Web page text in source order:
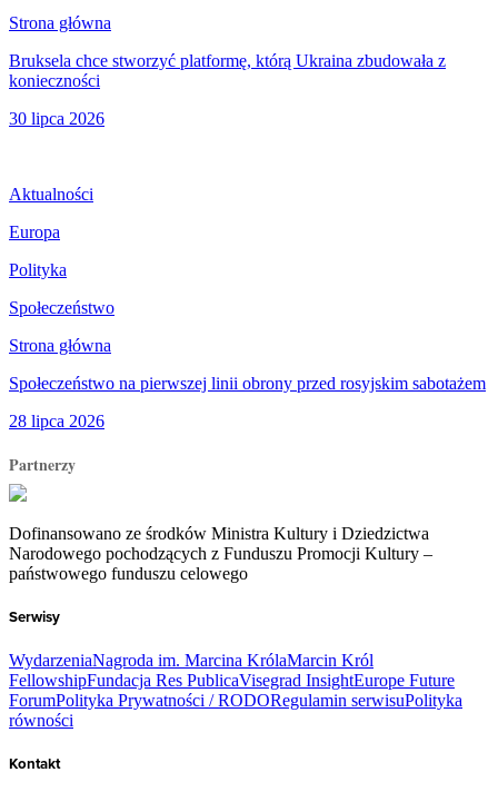
Strona główna
Bruksela chce stworzyć platformę, którą Ukraina zbudowała z
konieczności
30 lipca 2026
Aktualności
Europa
Polityka
Społeczeństwo
Strona główna
Społeczeństwo na pierwszej linii obrony przed rosyjskim sabotażem
28 lipca 2026
Partnerzy
Dofinansowano ze środków Ministra Kultury i Dziedzictwa
Narodowego pochodzących z Funduszu Promocji Kultury –
państwowego funduszu celowego
Serwisy
WydarzeniaNagroda im. Marcina KrólaMarcin Król
FellowshipFundacja Res PublicaVisegrad InsightEurope Future
ForumPolityka Prywatności / RODORegulamin serwisuPolityka
równości
Kontakt